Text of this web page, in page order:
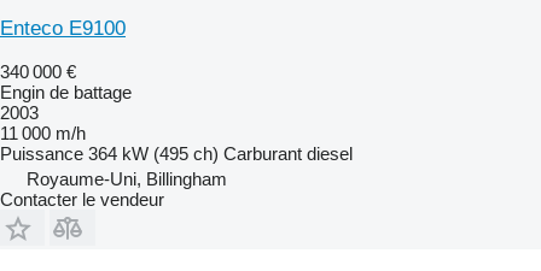
Enteco E9100
340 000 €
Engin de battage
2003
11 000 m/h
Puissance 364 kW (495 ch) Carburant diesel
Royaume-Uni, Billingham
Contacter le vendeur